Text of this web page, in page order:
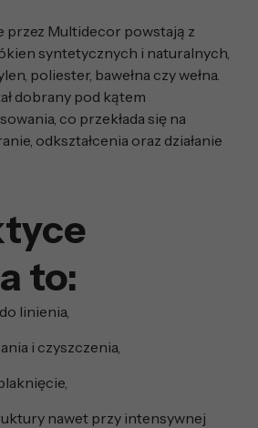
przez Multidecor powstają z
syntetycznych i naturalnych,
poliester, bawełna czy wełna.
dobrany pod kątem
co przekłada się na
odkształcenia oraz działanie
to:
linienia,
i czyszczenia,
nawet przy intensywnej